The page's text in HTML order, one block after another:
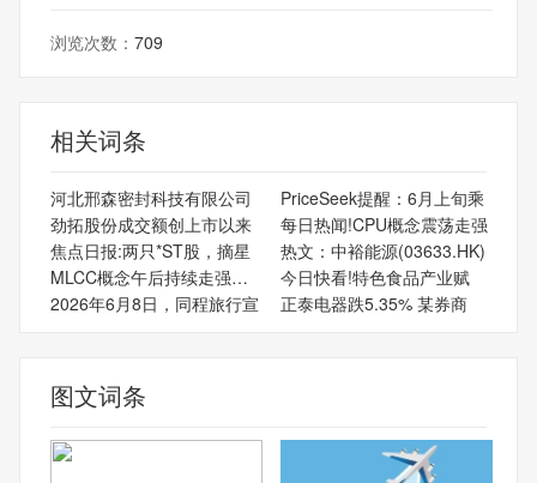
浏览次数： 709
相关词条
河北邢森密封科技有限公司
PriceSeek提醒：6月上旬乘
劲拓股份成交额创上市以来
每日热闻!CPU概念震荡走强
焦点日报:两只*ST股，摘星
热文：中裕能源(03633.HK)
MLCC概念午后持续走强，三
今日快看!特色食品产业赋
2026年6月8日，同程旅行宣
正泰电器跌5.35% 某券商
图文词条